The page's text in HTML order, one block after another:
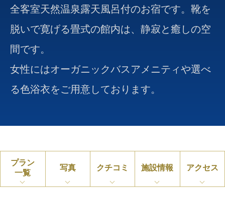
全客室天然温泉露天風呂付のお宿です。靴を
脱いで寛げる畳式の館内は、静寂と癒しの空
間です。
女性にはオーガニックバスアメニティや選べ
る色浴衣をご用意しております。
プラン
一覧
写真 クチコミ 施設情報 アクセス